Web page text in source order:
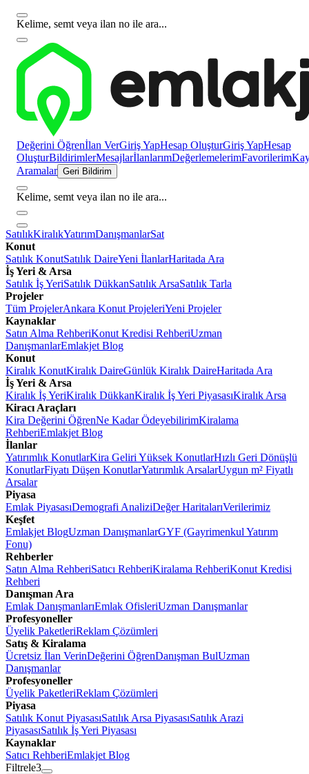
Kelime, semt veya ilan no ile ara...
Değerini Öğrenİlan VerGiriş YapHesap OluşturGiriş YapHesap
OluşturBildirimlerMesajlarİlanlarımDeğerlemelerimFavorilerim
Aramalar Geri Bildirim
Kelime, semt veya ilan no ile ara...
SatılıkKiralıkYatırımDanışmanlarSat
Konut
Satılık KonutSatılık DaireYeni İlanlarHaritada Ara
İş Yeri & Arsa
Satılık İş YeriSatılık DükkanSatılık ArsaSatılık Tarla
Projeler
Tüm ProjelerAnkara Konut ProjeleriYeni Projeler
Kaynaklar
Satın Alma RehberiKonut Kredisi RehberiUzman
DanışmanlarEmlakjet Blog
Konut
Kiralık KonutKiralık DaireGünlük Kiralık DaireHaritada Ara
İş Yeri & Arsa
Kiralık İş YeriKiralık DükkanKiralık İş Yeri PiyasasıKiralık Arsa
Kiracı Araçları
Kira Değerini ÖğrenNe Kadar ÖdeyebilirimKiralama
RehberiEmlakjet Blog
İlanlar
Yatırımlık KonutlarKira Geliri Yüksek KonutlarHızlı Geri Dönüşlü
KonutlarFiyatı Düşen KonutlarYatırımlık ArsalarUygun m² Fiyatlı
Arsalar
Piyasa
Emlak PiyasasıDemografi AnaliziDeğer HaritalarıVerilerimiz
Keşfet
Emlakjet BlogUzman DanışmanlarGYF (Gayrimenkul Yatırım
Fonu)
Rehberler
Satın Alma RehberiSatıcı RehberiKiralama RehberiKonut Kredisi
Rehberi
Danışman Ara
Emlak DanışmanlarıEmlak OfisleriUzman Danışmanlar
Profesyoneller
Üyelik PaketleriReklam Çözümleri
Satış & Kiralama
Ücretsiz İlan VerinDeğerini ÖğrenDanışman BulUzman
Danışmanlar
Profesyoneller
Üyelik PaketleriReklam Çözümleri
Piyasa
Satılık Konut PiyasasıSatılık Arsa PiyasasıSatılık Arazi
PiyasasıSatılık İş Yeri Piyasası
Kaynaklar
Satıcı RehberiEmlakjet Blog
Filtrele3